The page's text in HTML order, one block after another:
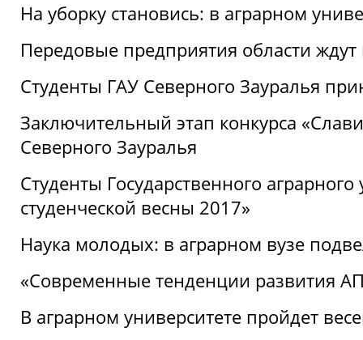
На уборку становись: в аграрном
Передовые предприятия области ждут
Студенты ГАУ Северного Зауралья
Заключительный этап конкурса
Северного Зауралья
Студенты Государственного
студенческой весны 2017»
Наука молодых: в аграрном вузе
«Современные тенденции развития
В аграрном университете пройдет